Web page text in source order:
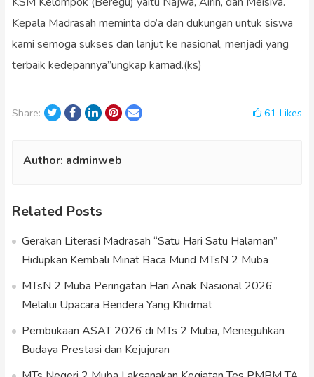
Kepala Madrasah meminta do’a dan dukungan untuk siswa
kami semoga sukses dan lanjut ke nasional, menjadi yang
terbaik kedepannya”ungkap kamad.(ks)
Share: TwitterFacebook
LinkedInPinterest
Email 61Likes
Author: adminweb
Related Posts
Gerakan Literasi Madrasah “Satu Hari Satu Halaman”
Hidupkan Kembali Minat Baca Murid MTsN 2 Muba
MTsN 2 Muba Peringatan Hari Anak Nasional 2026
Melalui Upacara Bendera Yang Khidmat
Pembukaan ASAT 2026 di MTs 2 Muba, Meneguhkan
Budaya Prestasi dan Kejujuran